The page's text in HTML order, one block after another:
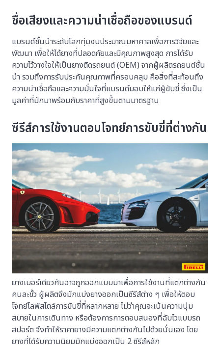
ชื่อเสียงและความน่าเชื่อถือของแบรนด์
แบรนด์ชั้นนำระดับโลกทุ่มงบประมาณมหาศาลเพื่อการวิจัยและ
พัฒนา เพื่อให้ได้ยางที่ปลอดภัยและมีคุณภาพสูงสุด การได้รับ
ความไว้วางใจให้เป็นยางติดรถยนต์ (OEM) จากผู้ผลิตรถยนต์ชั้น
นำ รวมถึงการรับประกันคุณภาพที่ครอบคลุม คือสิ่งที่สะท้อนถึง
ความน่าเชื่อถือและความมั่นใจที่แบรนด์มอบให้แก่ผู้ขับขี่ ซึ่งเป็น
มูลค่าที่มักมาพร้อมกับราคาที่สูงขึ้นตามมาตรฐาน
ซีรีส์การใช้งานตอบโจทย์การขับขี่ที่ต่างกัน
ยางเบอร์เดียวกันอาจถูกออกแบบมาเพื่อการใช้งานที่แตกต่างกัน
คนละขั้ว ผู้ผลิตจึงมักแบ่งยางออกเป็นซีรีส์ต่าง ๆ เพื่อให้ตอบ
โจทย์ไลฟ์สไตล์การขับขี่ที่หลากหลาย ไม่ว่าคุณจะเน้นความนุ่ม
สบายในการเดินทาง หรือต้องการการตอบสนองที่ฉับไวแบบรถ
สปอร์ต จึงทำให้ราคายางมีความแตกต่างกันไปด้วยนั่นเอง โดย
ยางที่ได้รับความนิยมมักแบ่งออกเป็น 2 ซีรีส์หลัก